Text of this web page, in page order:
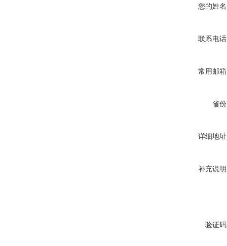
您的姓
联系电
常用邮
省
详细地
补充说
验证